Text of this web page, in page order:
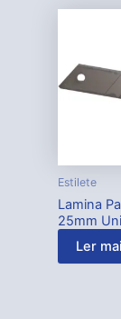
Estilete
Lamina
25mm
Ler